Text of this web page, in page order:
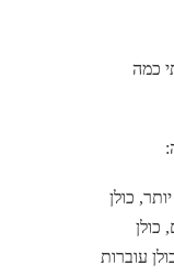
כמה
כולן
כולן
עוברות